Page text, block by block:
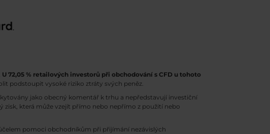
U 72,05 % retailových investorů při obchodování s CFD u tohoto
podstoupit vysoké riziko ztráty svých peněz.
jako obecný komentář k trhu a nepředstavují investiční
která může vzejít přímo nebo nepřímo z použití nebo
pomoci obchodníkům při přijímání nezávislých